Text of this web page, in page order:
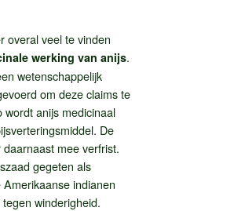
overal veel te vinden
werking van anijs.
wetenschappelijk
om deze claims te
wordt anijs medicinaal
De
mee verfrist.
gegeten als
indianen
winderigheid.